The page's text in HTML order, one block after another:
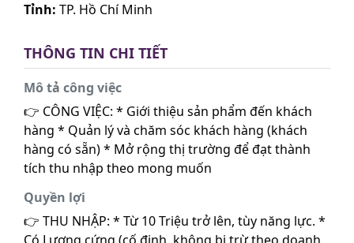
Tỉnh: TP. Hồ Chí Minh
THÔNG TIN CHI TIẾT
Mô tả công việc
👉 CÔNG VIỆC: * Giới thiệu sản phẩm đến khách
hàng * Quản lý và chăm sóc khách hàng (khách
hàng có sẵn) * Mở rộng thị trường để đạt thành
tích thu nhập theo mong muốn
Quyền lợi
👉 THU NHẬP: * Từ 10 Triệu trở lên, tùy năng lực. *